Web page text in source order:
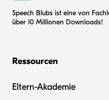
Speech Blubs ist eine von
über 10 Millionen Downloads!
Ressourcen
Eltern-Akademie